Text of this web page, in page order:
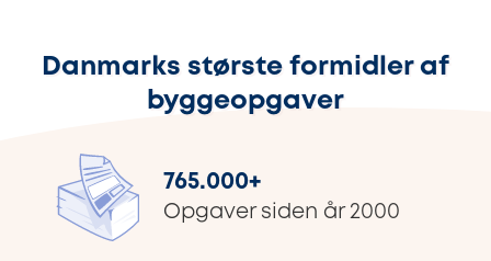
Danmarks største formidler af
byggeopgaver
765.000+
Opgaver siden år 2000